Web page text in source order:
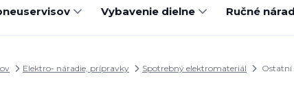
Vybavenie dielne Ručné
Elektro- náradie, prípravky Spotrebný elektromateriál Ostatní